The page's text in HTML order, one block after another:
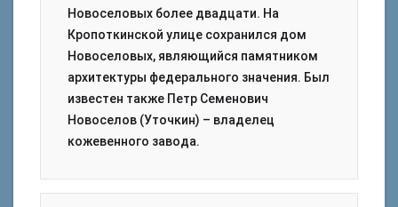
Новоселовых более двадцати. На
Кропоткинской улице сохранился дом
Новоселовых, являющийся памятником
архитектуры федерального значения. Был
известен также Петр Семенович
Новоселов (Уточкин) – владелец
кожевенного завода.